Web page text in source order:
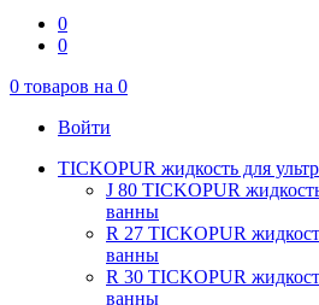
0
0
0 товаров на 0
Войти
TICKOPUR жидкость для
J 80 TICKOPUR
ванны
R 27 TICKOPUR
ванны
R 30 TICKOPUR
ванны